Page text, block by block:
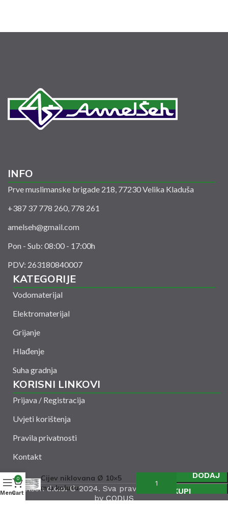
INFO
Prve muslimanske brigade 218, 77230 Velika Kladuša
+387 37 778 260, 778 261
amelseh@gmail.com
Pon - Sub: 08:00 - 17:00h
PDV: 263180840007
KATEGORIJE
Vodomaterijal
Elektromaterijal
Grijanje
Hlađenje
Suha gradnja
KORISNI LINKOVI
Prijava / Registracija
Uvjeti korištenja
Pravila privatnosti
Kontakt
Amelšeh d.o.o. © 2024. Sva prava zadržana. Powered
by CODUS
Cijev niklovana Ø 10×5
m u kolutu
DODAJ
KUPI
Menu
0
Cart